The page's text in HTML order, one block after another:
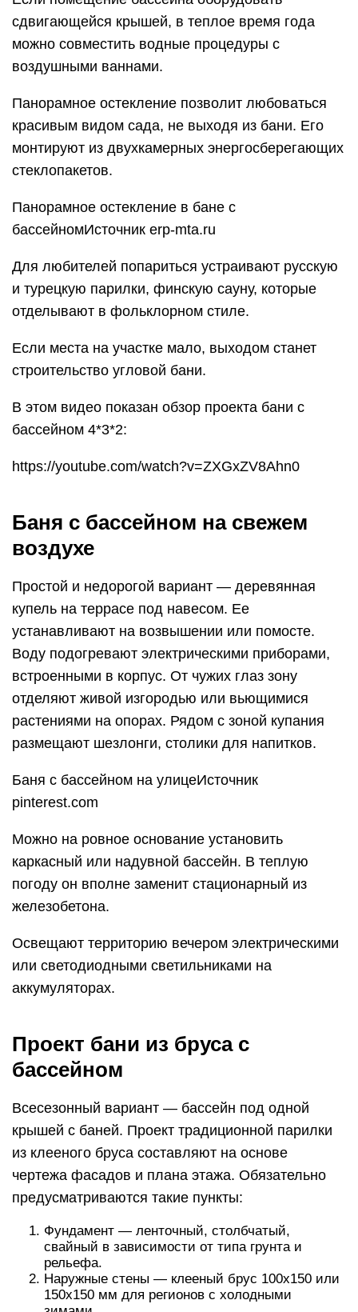
сдвигающейся крышей, в теплое время года
можно совместить водные процедуры с
воздушными ваннами.
Панорамное остекление позволит любоваться
красивым видом сада, не выходя из бани. Его
монтируют из двухкамерных энергосберегающих
стеклопакетов.
Панорамное остекление в бане с
бассейномИсточник erp-mta.ru
Для любителей попариться устраивают русскую
и турецкую парилки, финскую сауну, которые
отделывают в фольклорном стиле.
Если места на участке мало, выходом станет
строительство угловой бани.
В этом видео показан обзор проекта бани с
бассейном 4*3*2:
https://youtube.com/watch?v=ZXGxZV8Ahn0
Баня с бассейном на свежем
воздухе
Простой и недорогой вариант — деревянная
купель на террасе под навесом. Ее
устанавливают на возвышении или помосте.
Воду подогревают электрическими приборами,
встроенными в корпус. От чужих глаз зону
отделяют живой изгородью или вьющимися
растениями на опорах. Рядом с зоной купания
размещают шезлонги, столики для напитков.
Баня с бассейном на улицеИсточник
pinterest.com
Можно на ровное основание установить
каркасный или надувной бассейн. В теплую
погоду он вполне заменит стационарный из
железобетона.
Освещают территорию вечером электрическими
или светодиодными светильниками на
аккумуляторах.
Проект бани из бруса с
бассейном
Всесезонный вариант — бассейн под одной
крышей с баней. Проект традиционной парилки
из клееного бруса составляют на основе
чертежа фасадов и плана этажа. Обязательно
предусматриваются такие пункты:
Фундамент — ленточный, столбчатый,
свайный в зависимости от типа грунта и
рельефа.
Наружные стены — клееный брус 100х150 или
150х150 мм для регионов с холодными